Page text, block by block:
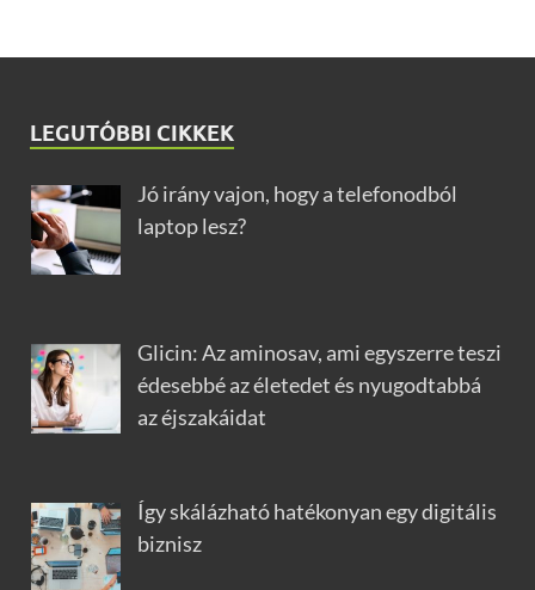
LEGUTÓBBI CIKKEK
Jó irány vajon, hogy a telefonodból
laptop lesz?
Glicin: Az aminosav, ami egyszerre teszi
édesebbé az életedet és nyugodtabbá
az éjszakáidat
Így skálázható hatékonyan egy digitális
biznisz